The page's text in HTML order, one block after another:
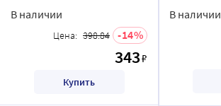
В наличии
Цена: 398.84 14
343₽
Купить
В наличии